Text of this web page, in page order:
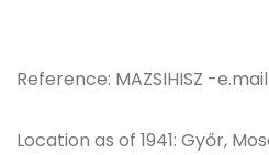
Reference: MAZSIHISZ -e.mail
Location as of 1941: Győr,